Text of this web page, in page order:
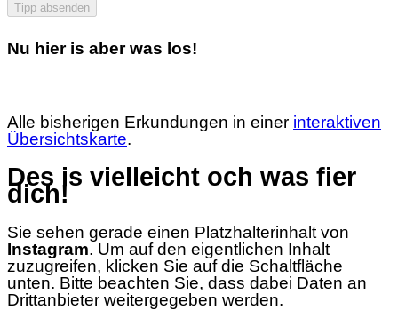
Tipp absenden
Nu hier is aber was los!
Alle bisherigen Erkundungen in einer interaktiven
Übersichtskarte.
Des is vielleicht och was fier
dich!
Sie sehen gerade einen Platzhalterinhalt von
Instagram. Um auf den eigentlichen Inhalt
zuzugreifen, klicken Sie auf die Schaltfläche
unten. Bitte beachten Sie, dass dabei Daten an
Drittanbieter weitergegeben werden.